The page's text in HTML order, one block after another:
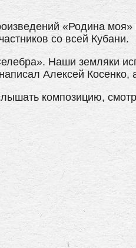
«Родина
со всей Кубани.
Наши земляки
Алексей
композицию,